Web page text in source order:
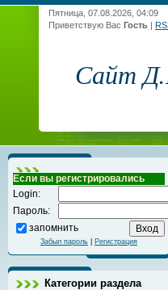
Пятница, 07.08.2026, 04:09
Приветствую Вас Гость |
Сайт
Если вы регистрировались
Login:
Пароль:
запомнить
Забыл пароль Регистрация
Категории раздела